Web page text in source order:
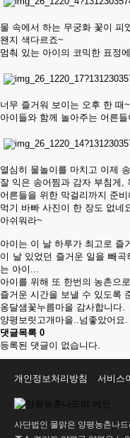
물 속에서 하는 무궁화 꽃이 피
왠지 색다르죠~
멈춰 있는 아이의 코믹한 표정
너무 즐거워 보이는 오후 한 때~
아이들와 함께 놀아주는 어른
열심히 물놀이를 마치고 이제
잘 익은 송어찜과 감자 부침게,
어른들을 위한 막걸리까지 준
먹기 바빠 사진이 한 장도 없네
아쉬워라~
아이는 이 날 하루가 최고로 즐
이 날 있었던 즐거운 일을 빼
는 아이...
아이를 위해 또 한번의 농촌으
즐거운 시간을 보낼 수 있도록
옹달샘꽃누름마을 감사합니다.
양평보릿고개마을..넘좋았어요.
댓글목록 0
등록된 댓글이 없습니다.
개인정보처리방침 서비스
사단법인 물맑은 양평농촌나드